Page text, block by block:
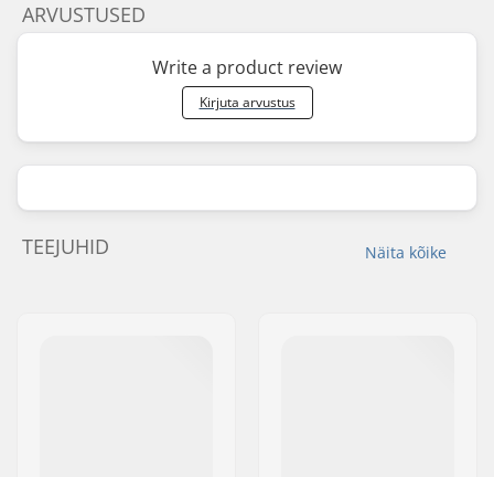
ARVUSTUSED
Write a product review
Kirjuta arvustus
Näita kõike
TEEJUHID